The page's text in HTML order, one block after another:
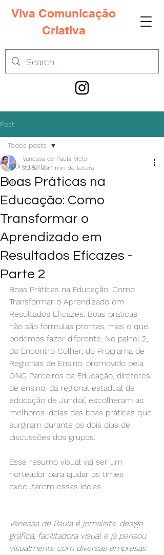
Viva Comunicação
Criativa
Post
Todos posts
blog
Todos posts
Boas Práticas na
Educação: Como
Transformar o
Aprendizado em
Resultados Eficazes -
Parte 2
Vanessa de Paula Melo
22 de abr.1 min de leitura
Boas Práticas na Educação: Como
Transformar o Aprendizado em
Resultados Eficazes. Boas práticas
não são fórmulas prontas, mas o que
podemos fazer diferente. No painel 2,
do Encontro Colher, do Programa de
Regionais de Ensino, promovido pela
ONG Parceiros da Educação, diretores
de ensino, da regional estadual de
educação de Jundiaí, escolheram as
melhores ideias das boas práticas que
surgiram durante os dois dias de
discussões dos grupos.
Esse resumo visual vai ser um
norteador para ajudar os times
executarem essas ideias.
Vanessa de Paula é jornalista, design
gráfica, facilitadora visual e já pensou
visualmente com diversas empresas